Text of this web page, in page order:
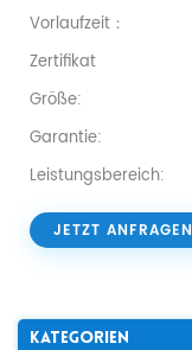
Vorlaufzeit：
Zertifikat
Größe:
Garantie:
Leistungsbereich:
JETZT ANFRAGEN
Kategorien